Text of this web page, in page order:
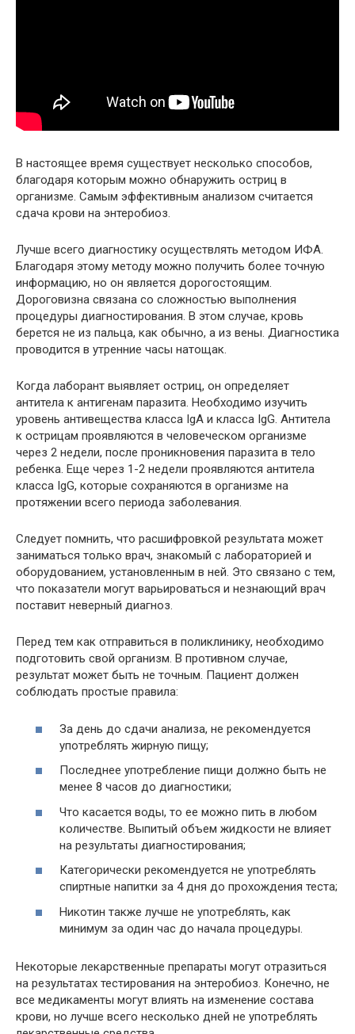
В настоящее время существует несколько способов,
благодаря которым можно обнаружить остриц в
организме. Самым эффективным анализом считается
сдача крови на энтеробиоз.
Лучше всего диагностику осуществлять методом ИФА.
Благодаря этому методу можно получить более точную
информацию, но он является дорогостоящим.
Дороговизна связана со сложностью выполнения
процедуры диагностирования. В этом случае, кровь
берется не из пальца, как обычно, а из вены. Диагностика
проводится в утренние часы натощак.
Когда лаборант выявляет остриц, он определяет
антитела к антигенам паразита. Необходимо изучить
уровень антивещества класса IgA и класса IgG. Антитела
к острицам проявляются в человеческом организме
через 2 недели, после проникновения паразита в тело
ребенка. Еще через 1-2 недели проявляются антитела
класса IgG, которые сохраняются в организме на
протяжении всего периода заболевания.
Следует помнить, что расшифровкой результата может
заниматься только врач, знакомый с лабораторией и
оборудованием, установленным в ней. Это связано с тем,
что показатели могут варьироваться и незнающий врач
поставит неверный диагноз.
Перед тем как отправиться в поликлинику, необходимо
подготовить свой организм. В противном случае,
результат может быть не точным. Пациент должен
соблюдать простые правила:
За день до сдачи анализа, не рекомендуется
употреблять жирную пищу;
Последнее употребление пищи должно быть не
менее 8 часов до диагностики;
Что касается воды, то ее можно пить в любом
количестве. Выпитый объем жидкости не влияет
на результаты диагностирования;
Категорически рекомендуется не употреблять
спиртные напитки за 4 дня до прохождения теста;
Никотин также лучше не употреблять, как
минимум за один час до начала процедуры.
Некоторые лекарственные препараты могут отразиться
на результатах тестирования на энтеробиоз. Конечно, не
все медикаменты могут влиять на изменение состава
крови, но лучше всего несколько дней не употреблять